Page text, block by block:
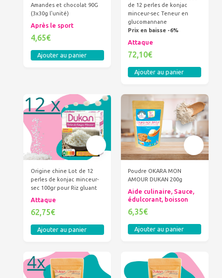
Amandes et chocolat 90G
(3x30g l'unité)
Après le sport
4,65€
Ajouter au panier
de 12 perles de konjac
minceur-sec Teneur en
glucomannane
Prix en baisse -6%
Attaque
72,10€
Ajouter au panier
Origine chine Lot de 12
perles de konjac minceur-
sec 100gr pour Riz gluant
Attaque
62,75€
Ajouter au panier
Poudre OKARA MON
AMOUR DUKAN 200g
Aide culinaire, Sauce,
édulcorant, boisson
6,35€
Ajouter au panier